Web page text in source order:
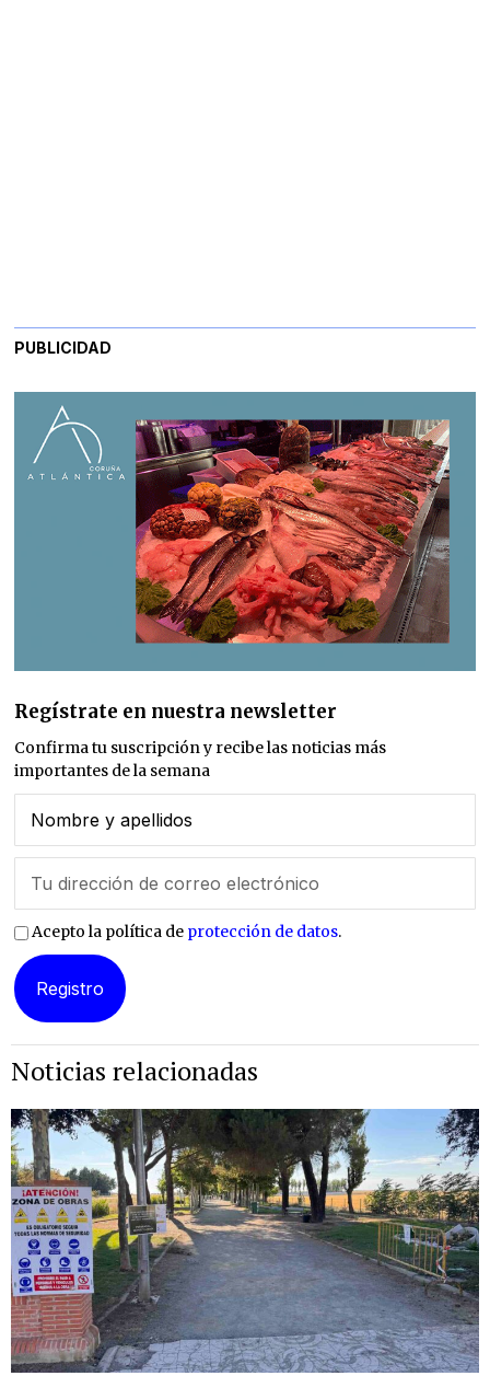
PUBLICIDAD
Regístrate en nuestra newsletter
Confirma tu suscripción y recibe las noticias más
importantes de la semana
Acepto la política de protección de datos.
Noticias relacionadas